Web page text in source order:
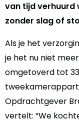
van tijd verhuurd
zonder slag of
Als je het
je het nu niet
omgetoverd tot
Opdrachtgever
vertelt: “We